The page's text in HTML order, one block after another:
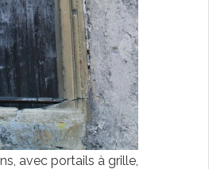
avec portails à grille,